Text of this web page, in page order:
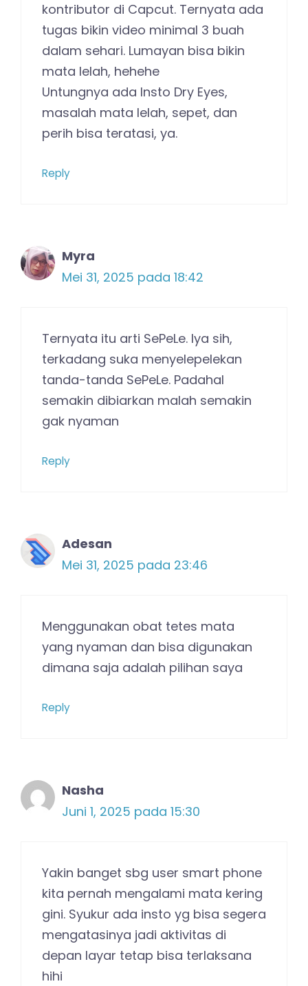
kontributor di Capcut. Ternyata ada
tugas bikin video minimal 3 buah
dalam sehari. Lumayan bisa bikin
mata lelah, hehehe
Untungnya ada Insto Dry Eyes,
masalah mata lelah, sepet, dan
perih bisa teratasi, ya.
Reply
Myra
Mei 31, 2025 pada 18:42
Ternyata itu arti SePeLe. Iya sih,
terkadang suka menyelepelekan
tanda-tanda SePeLe. Padahal
semakin dibiarkan malah semakin
gak nyaman
Reply
Adesan
Mei 31, 2025 pada 23:46
Menggunakan obat tetes mata
yang nyaman dan bisa digunakan
dimana saja adalah pilihan saya
Reply
Nasha
Juni 1, 2025 pada 15:30
Yakin banget sbg user smart phone
kita pernah mengalami mata kering
gini. Syukur ada insto yg bisa segera
mengatasinya jadi aktivitas di
depan layar tetap bisa terlaksana
hihi